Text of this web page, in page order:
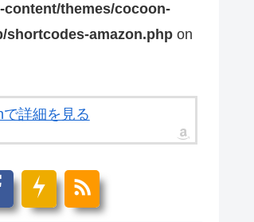
content/themes/cocoon-
shortcodes-amazon.php on
詳細を見る